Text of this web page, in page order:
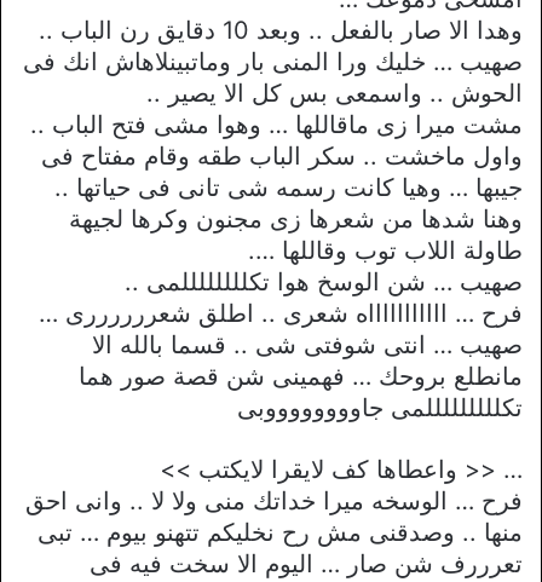
وهدا الا صار بالفعل .. وبعد 10 دقايق رن الباب ..
صهيب … خليك ورا المنى بار وماتبينلاهاش انك فى
الحوش .. واسمعى بس كل الا يصير ..
مشت ميرا زى ماقاللها … وهوا مشى فتح الباب ..
واول ماخشت .. سكر الباب طقه وقام مفتاح فى
جيبها … وهيا كانت رسمه شى تانى فى حياتها ..
وهنا شدها من شعرها زى مجنون وكرها لجيهة
طاولة اللاب توب وقاللها ….
صهيب … شن الوسخ هوا تكللللللللمى ..
فرح … اااااااااااه شعرى .. اطلق شعررررررى …
صهيب … انتى شوفتى شى .. قسما بالله الا
مانطلع بروحك … فهمينى شن قصة صور هما
تكلللللللللمى جاووووووووبى
… << واعطاها كف لايقرا لايكتب >>
فرح … الوسخه ميرا خداتك منى ولا لا .. وانى احق
منها .. وصدقنى مش رح نخليكم تتهنو بيوم … تبى
تعرررف شن صار … اليوم الا سخت فيه فى